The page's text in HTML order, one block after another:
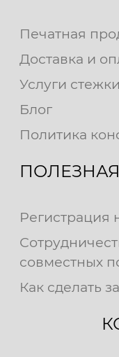
Печатная
Доставка и
Услуги стежки
Блог
Политика
Регистрация
совместных
Как сделать